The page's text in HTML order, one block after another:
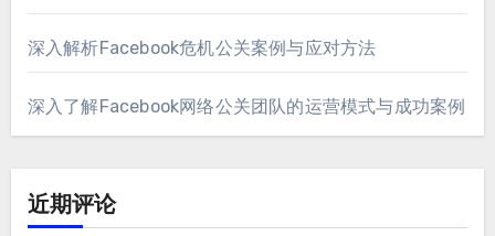
深入解析Facebook危机公关案例与应对方法
深入了解Facebook网络公关团队的运营模式与成功案例
近期评论